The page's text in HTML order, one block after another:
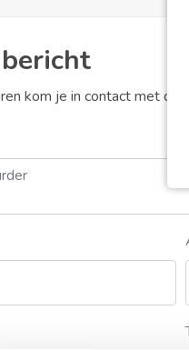
kom je in contact met de